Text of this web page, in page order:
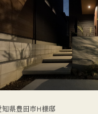
知県豊田市H様邸